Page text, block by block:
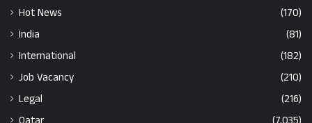
Hot News
(170)
India
(81)
International
(182)
Job Vacancy
(210)
Legal
(216)